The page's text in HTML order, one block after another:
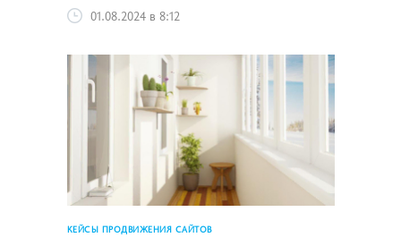
01.08.2024 в 8:12
КЕЙСЫ ПРОДВИЖЕНИЯ САЙТОВ